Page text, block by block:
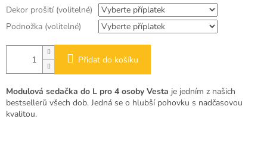
Dekor prošití (volitelné)
Podnožka (volitelné)
Přidat do košíku
Modulová sedačka do L pro 4 osoby Vesta je jedním z našich
bestsellerů všech dob. Jedná se o hlubší pohovku s nadčasovou
kvalitou.